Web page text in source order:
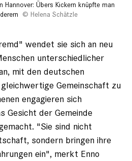
Hannover: Übers Kickern knüpfte man
Helena Schätzle
wendet sie sich an neu
unterschiedlicher
mit den deutschen
Gemeinschaft zu
engagieren sich
Gesicht der Gemeinde
"Sie sind nicht
sondern bringen ihre
ein", merkt Enno